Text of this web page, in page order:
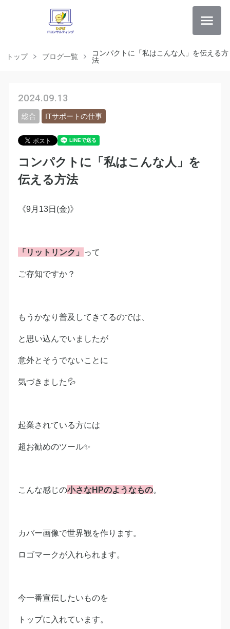
トップ ブログ一覧
コンパクトに「私はこんな人」を伝える方
法
2024.09.13
総合 ITサポートの仕事
コンパクトに「私はこんな人」を
伝える方法
《9月13日(金)》
「リットリンク」 って
ご存知ですか？
もうかなり普及してきてるのでは、
と思い込んでいましたが
意外とそうでないことに
気づきました💦
起業されている方には
超お勧めのツール✨
こんな感じの小さなHPのようなもの。
カバー画像で世界観を作ります。
ロゴマークが入れられます。
今一番宣伝したいものを
トップに入れています。